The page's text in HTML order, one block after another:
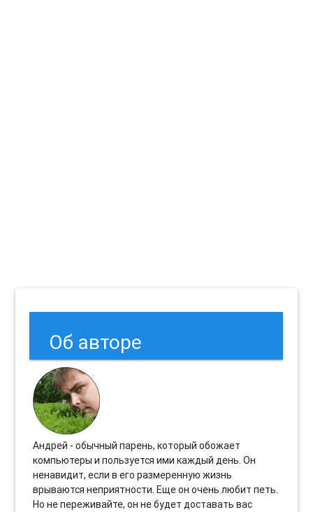
Об авторе
Андрей - обычный парень, который обожает
компьютеры и пользуется ими каждый день. Он
ненавидит, если в его размеренную жизнь
врываются неприятности. Еще он очень любит петь.
Но не переживайте, он не будет доставать вас